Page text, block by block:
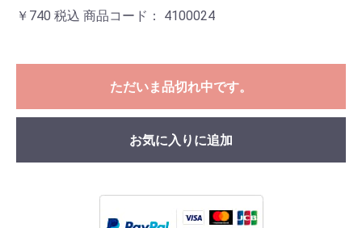
￥740 税込 商品コード： 4100024
ただいま品切れ中です。
お気に入りに追加